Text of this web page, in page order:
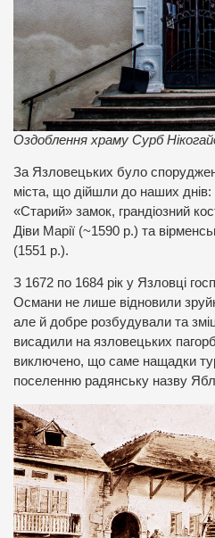
Оздоблення храму Сурб
За Язловецьких було
міста, що дійшли до наших днів:
«Старий» замок, грандіозний
Діви Марії (~1590 р.) та
(1551 р.).
З 1672 по 1684 рік у Язловці
Османи не лише відновили
але й добре розбудували та
висадили на язловецьких
виключено, що саме нащадки
поселенню радянську назву